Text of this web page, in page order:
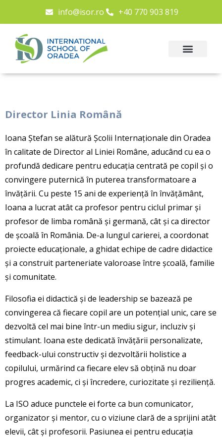
info@isor.ro +40 770 903 819
Director Linia Română
Ioana Ștefan se alătură Școlii Internaționale din Oradea
în calitate de Director al Liniei Române, aducând cu ea o
profundă dedicare pentru educația centrată pe copil și o
convingere puternică în puterea transformatoare a
învățării. Cu peste 15 ani de experiență în învățământ,
Ioana a lucrat atât ca profesor pentru ciclul primar și
profesor de limba română și germană, cât și ca director
de școală în România. De-a lungul carierei, a coordonat
proiecte educaționale, a ghidat echipe de cadre didactice
și a construit parteneriate valoroase între școală, familie
și comunitate.
Filosofia ei didactică și de leadership se bazează pe
convingerea că fiecare copil are un potențial unic, care se
dezvoltă cel mai bine într-un mediu sigur, incluziv și
stimulant. Ioana este dedicată învățării personalizate,
feedback-ului constructiv și dezvoltării holistice a
copilului, urmărind ca fiecare elev să obțină nu doar
progres academic, ci și încredere, curiozitate și reziliență.
La ISO aduce punctele ei forte ca bun comunicator,
organizator și mentor, cu o viziune clară de a sprijini atât
elevii, cât și profesorii. Pasiunea ei pentru educația